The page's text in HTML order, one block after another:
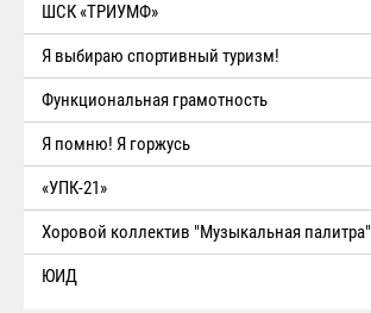
ШСК «ТРИУМФ»
Я выбираю спортивный туризм!
Функциональная грамотность
Я помню! Я горжусь
«УПК-21»
Хоровой коллектив "Музыкальная палитра"
ЮИД